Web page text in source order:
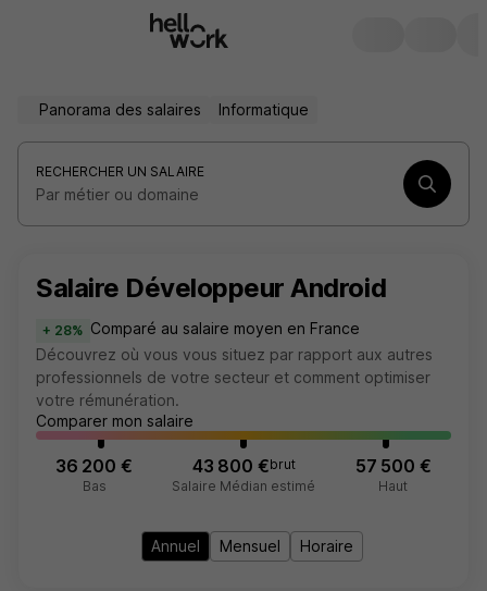
Panorama des salaires Informatique
RECHERCHER UN SALAIRE
Par métier ou domaine
Salaire Développeur Android
+ 28% Comparé au salaire moyen en France
Découvrez où vous vous situez par rapport aux autres
professionnels de votre secteur et comment optimiser
votre rémunération.
Comparer mon salaire
36 200 €
Bas
43 800 €brut
Salaire Médian estimé
57 500 €
Haut
Annuel Mensuel Horaire